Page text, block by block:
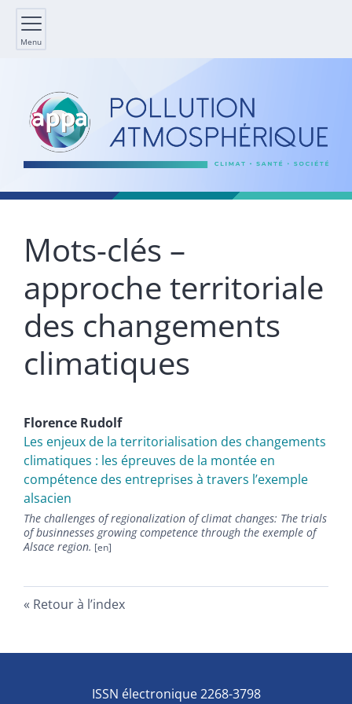
Menu
Mots-clés –
approche territoriale
des changements
climatiques
Florence Rudolf
Les enjeux de la territorialisation des changements
climatiques : les épreuves de la montée en
compétence des entreprises à travers l’exemple
alsacien
The challenges of regionalization of climat changes: The trials
of businnesses growing competence through the exemple of
Alsace region.
Retour à l’index
ISSN électronique 2268-3798